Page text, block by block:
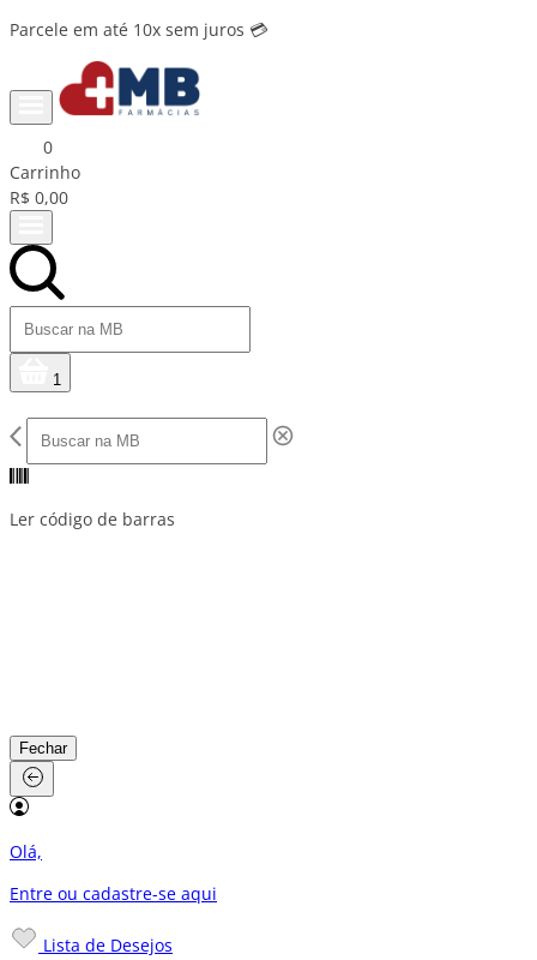
Parcele em até 10x sem juros 💳
0
Carrinho
R$ 0,00
1
Ler código de barras
Fechar
Olá,
Entre ou cadastre-se aqui
Lista de Desejos